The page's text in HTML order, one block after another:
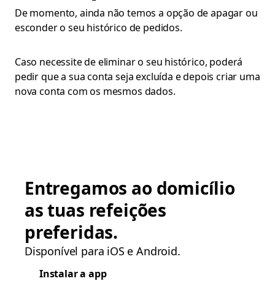
De momento, ainda não temos a opção de apagar ou
esconder o seu histórico de pedidos.
Caso necessite de eliminar o seu histórico, poderá
pedir que a sua conta seja excluída e depois criar uma
nova conta com os mesmos dados.
Entregamos ao domicílio
as tuas refeições
preferidas.
Disponível para iOS e Android.
Instalar a app